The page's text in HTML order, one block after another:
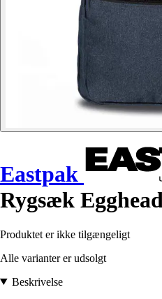
Eastpak
Rygsæk
Produktet er ikke tilgængeligt
Alle varianter er udsolgt
Beskrivelse